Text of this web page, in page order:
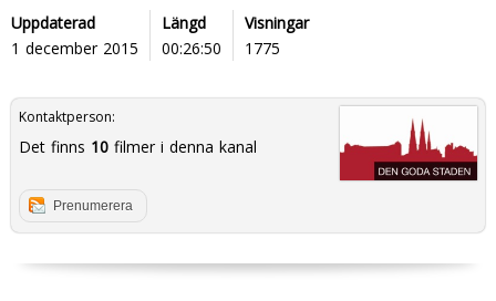
Uppdaterad
1 december 2015
Längd
00:26:50
Visningar
1775
Kontaktperson:
Det finns 10filmer i denna kanal
Prenumerera